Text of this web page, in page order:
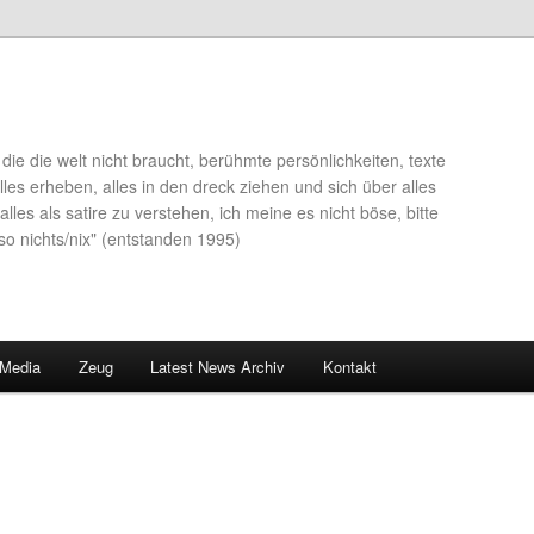
die welt nicht braucht, berühmte persönlichkeiten, texte
erheben, alles in den dreck ziehen und sich über alles
als satire zu verstehen, ich meine es nicht böse, bitte
nichts/nix" (entstanden 1995)
Zeug Latest News Archiv Kontakt